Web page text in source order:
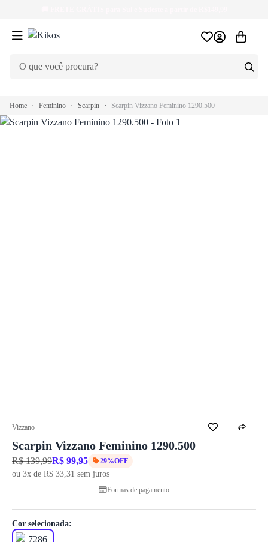
Home Feminino Scarpin Scarpin Vizzano Feminino 1290.500
1/ 6
Vizzano
Scarpin Vizzano Feminino 1290.500
R$ 139,99R$ 99,95 29%OFF
ou 3x de R$ 33,31 sem juros
Formas de pagamento
Cor selecionada: